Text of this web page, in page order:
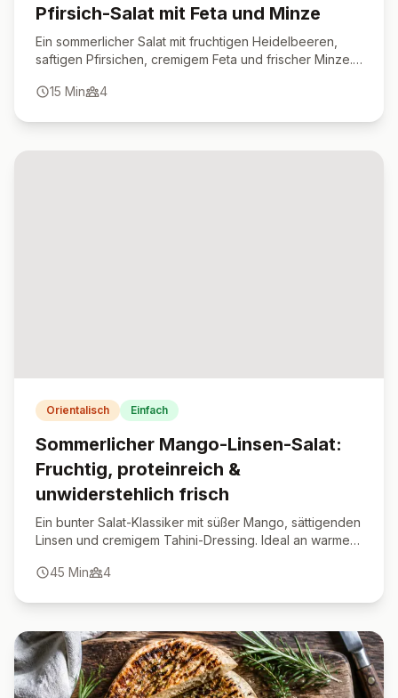
Pfirsich-Salat mit Feta und Minze
Ein sommerlicher Salat mit fruchtigen Heidelbeeren,
saftigen Pfirsichen, cremigem Feta und frischer Minze.
Hauptgericht.
15 Min 4
Orientalisch Einfach
Sommerlicher Mango-Linsen-Salat:
Fruchtig, proteinreich &
unwiderstehlich frisch
Ein bunter Salat-Klassiker mit süßer Mango, sättigenden
Linsen und cremigem Tahini-Dressing. Ideal an warmen
45 Min 4